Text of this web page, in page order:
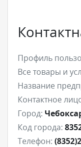
Профиль
Все товары и
Название
Контактное
Город:
Код города:
Телефон: